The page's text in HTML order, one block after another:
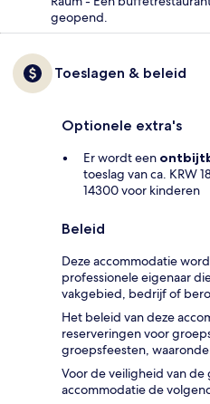
geopend.
Toeslagen & beleid
Optionele extra's
Er wordt een
toeslag van ca. KRW
14300 voor kinderen
Beleid
Deze accommodatie
professionele eigenaar
vakgebied, bedrijf of
Het beleid van deze
reserveringen voor
groepsfeesten,
Voor de veiligheid van
accommodatie de